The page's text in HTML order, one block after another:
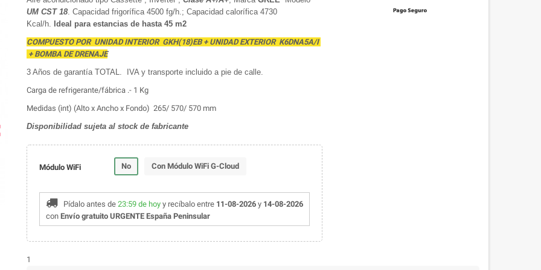
UM CST 18. Capacidad frigorífica 4500 fg/h.; Capacidad calorífica 4730
Kcal/h. Ideal para estancias de hasta 45 m2
COMPUESTO POR UNIDAD INTERIOR GKH(18)EB + UNIDAD EXTERIOR K6DNA5A/I
+ BOMBA DE DRENAJE
3 Años de garantía TOTAL. IVA y transporte incluido a pie de calle.
Carga de refrigerante/fábrica .- 1 Kg
Medidas (int) (Alto x Ancho x Fondo) 265/ 570/ 570 mm
Disponibilidad sujeta al stock de fabricante
Módulo WiFi No Con Módulo WiFi G-Cloud
Pídalo antes de 23:59 de hoy y recíbalo entre 11-08-2026y 14-08-2026
con Envío gratuito URGENTE España Peninsular
1